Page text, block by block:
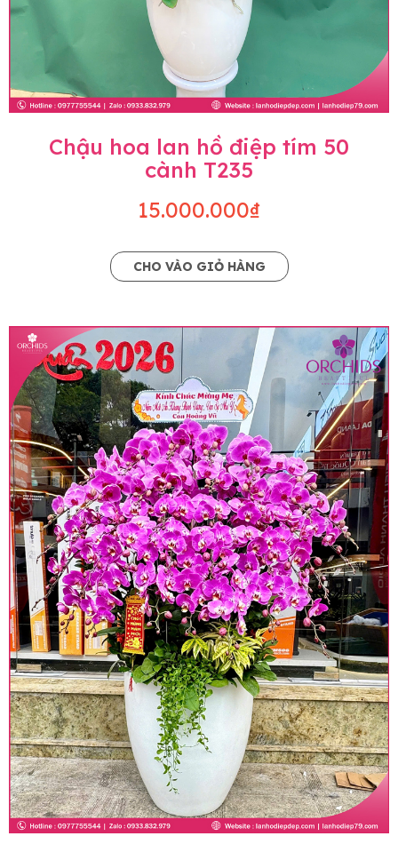
Chậu hoa lan hồ điệp tím 50
cành T235
15.000.000₫
CHO VÀO GIỎ HÀNG